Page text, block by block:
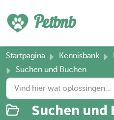
Petbnb
Startpagina Kennisbank
Suchen und Buchen
Suchen und